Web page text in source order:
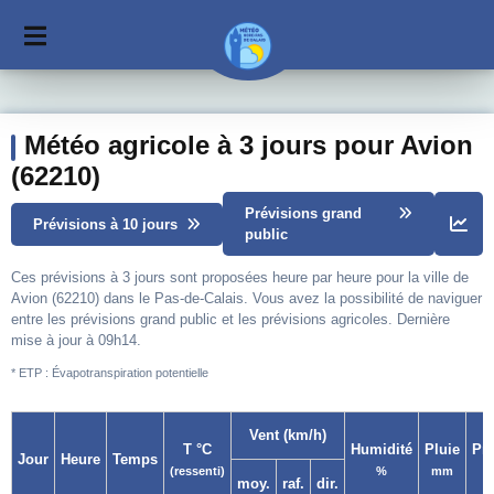
Météo agricole à 3 jours pour Avion
(62210)
Prévisions à 10 jours
Prévisions grand
public
Ces prévisions à 3 jours sont proposées heure par heure pour la ville de
Avion (62210) dans le Pas-de-Calais. Vous avez la possibilité de naviguer
entre les prévisions grand public et les prévisions agricoles. Dernière
mise à jour à 09h14.
* ETP : Évapotranspiration potentielle
Jour Heure Temps
T °C
(ressenti)
Vent (km/h)
Humidité
%
Pluie
mm
moy. raf. dir.